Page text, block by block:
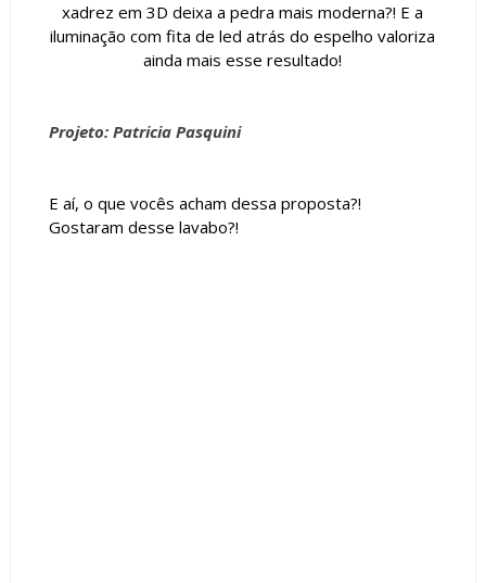
xadrez em 3D deixa a pedra mais moderna?! E a
iluminação com fita de led atrás do espelho valoriza
ainda mais esse resultado!
Projeto: Patricia Pasquini
E aí, o que vocês acham dessa proposta?!
Gostaram desse lavabo?!